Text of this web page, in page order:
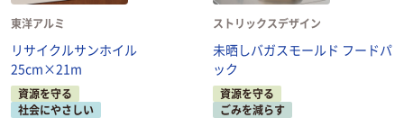
東洋アルミ
リサイクルサンホイル
25cm×21m
資源を守る
社会にやさしい
ストリックスデザイン
未晒しバガスモールド フードパ
ック
資源を守る
ごみを減らす